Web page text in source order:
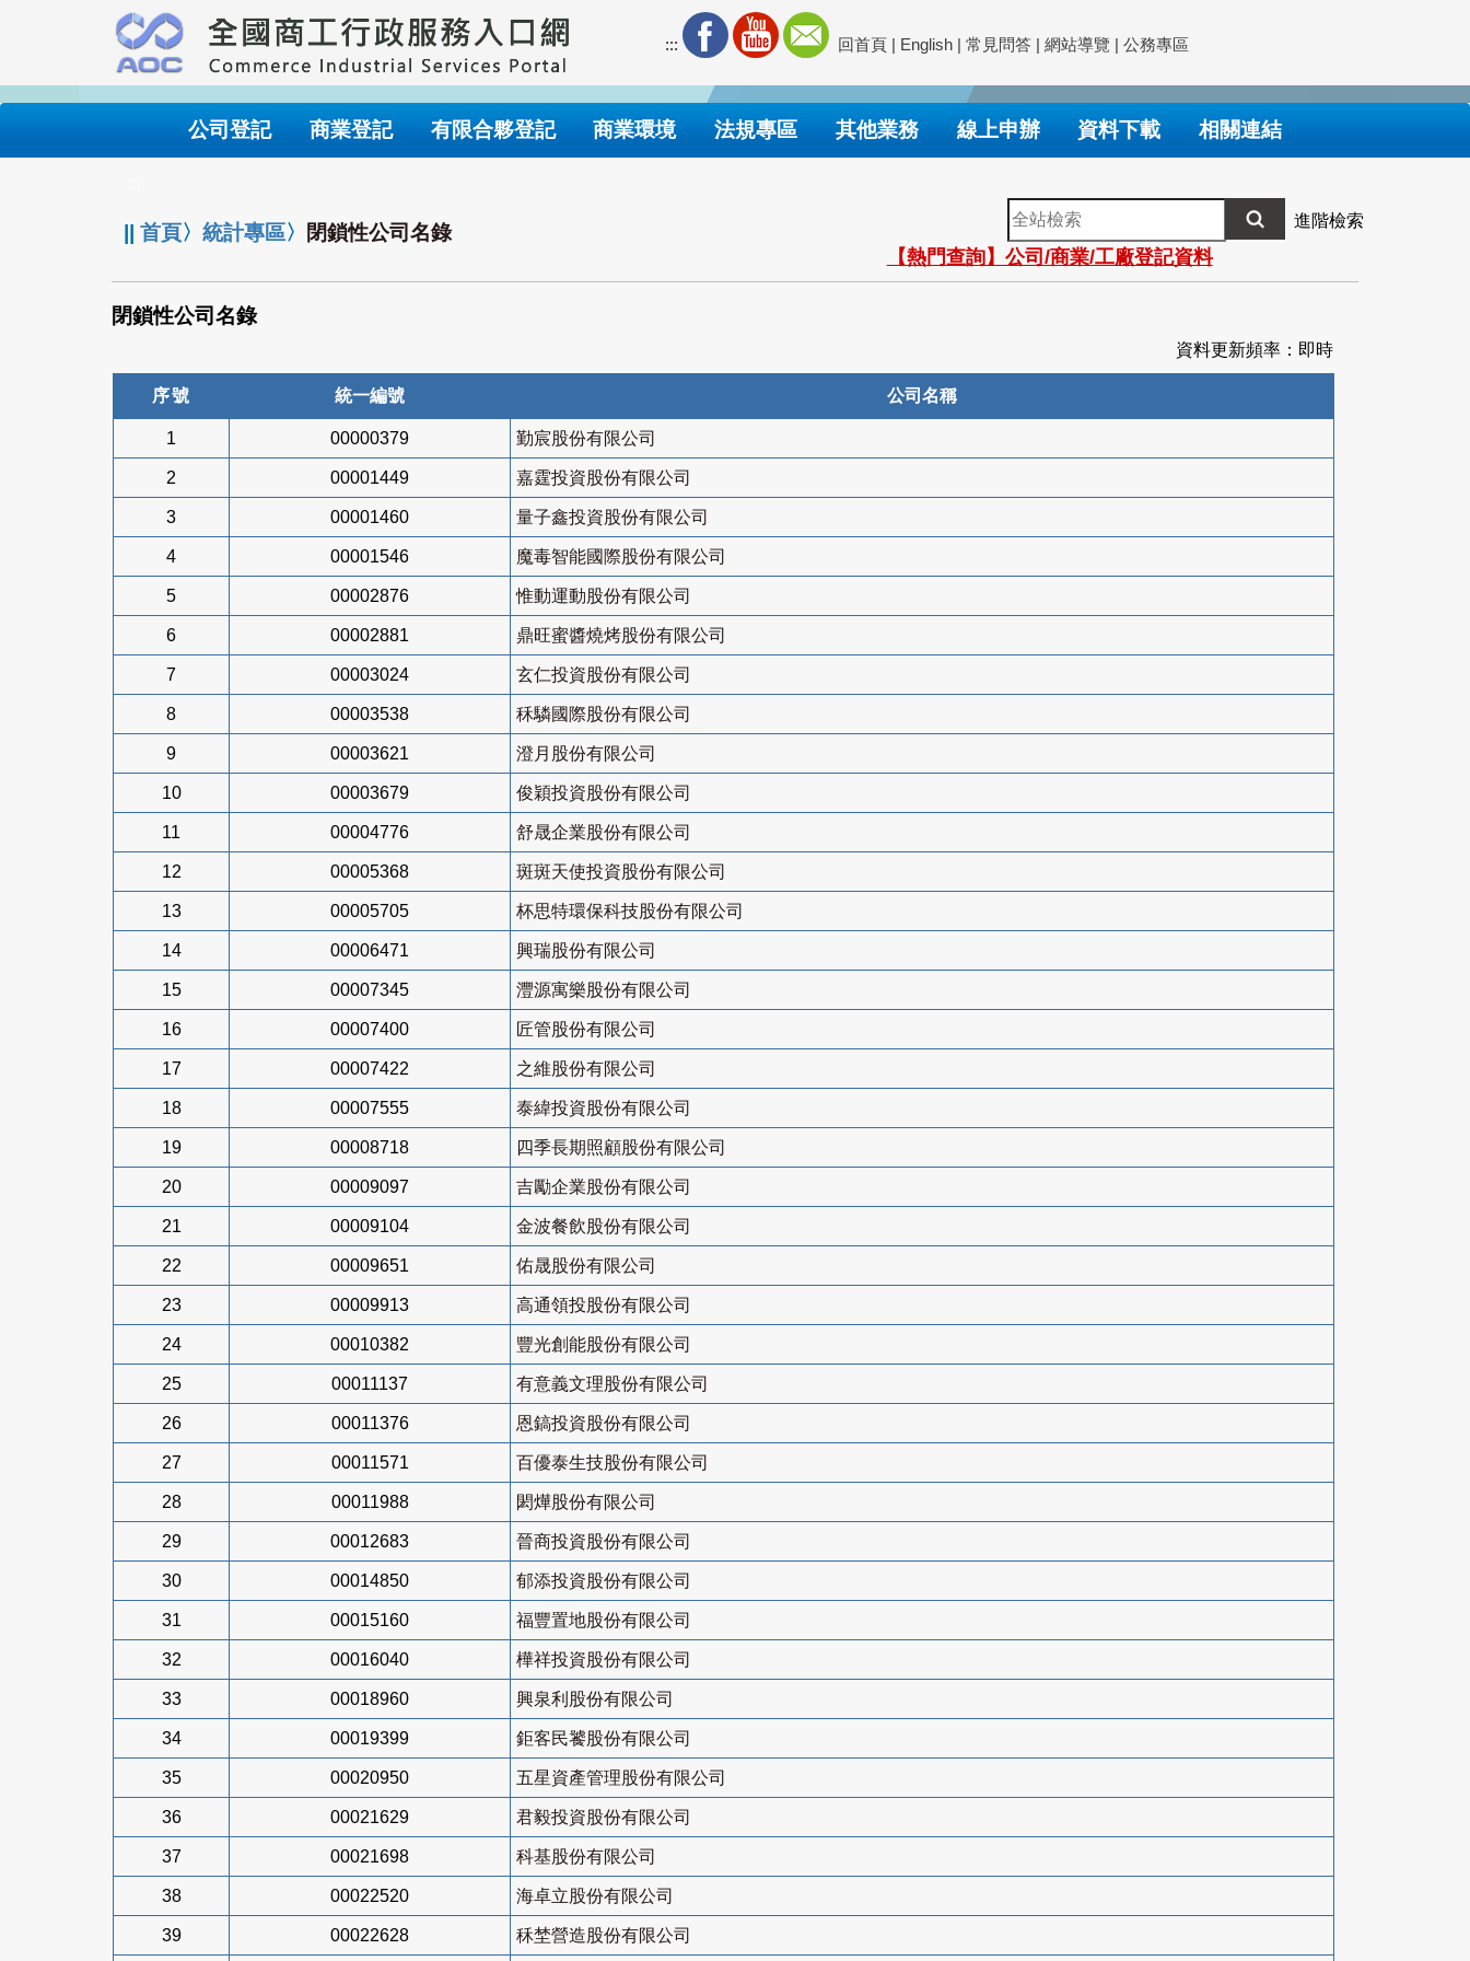
要
內
::: 回首頁 | English | 常見問答 | 網站導覽 | 公務專區
公司登記 商業登記 有限合夥登記 商業環境 法規專區 其他業務 線上申辦 資料下載 相關連結
||首頁〉統計專區〉 閉鎖性公司名錄
全
站
檢
索
進階檢索
【熱門查詢】公司/商業/工廠登記資料
閉鎖性公司名錄
資料更新頻率：即時
序號 統一編號 公司名稱
1 00000379 勤宸股份有限公司
2 00001449 嘉霆投資股份有限公司
3 00001460 量子鑫投資股份有限公司
4 00001546 魔毒智能國際股份有限公司
5 00002876 惟動運動股份有限公司
6 00002881 鼎旺蜜醬燒烤股份有限公司
7 00003024 玄仁投資股份有限公司
8 00003538 秝驎國際股份有限公司
9 00003621 澄月股份有限公司
10 00003679 俊穎投資股份有限公司
11 00004776 舒晟企業股份有限公司
12 00005368 斑斑天使投資股份有限公司
13 00005705 杯思特環保科技股份有限公司
14 00006471 興瑞股份有限公司
15 00007345 灃源寓樂股份有限公司
16 00007400 匠管股份有限公司
17 00007422 之維股份有限公司
18 00007555 泰緯投資股份有限公司
19 00008718 四季長期照顧股份有限公司
20 00009097 吉勵企業股份有限公司
21 00009104 金波餐飲股份有限公司
22 00009651 佑晟股份有限公司
23 00009913 高通領投股份有限公司
24 00010382 豐光創能股份有限公司
25 00011137 有意義文理股份有限公司
26 00011376 恩鎬投資股份有限公司
27 00011571 百優泰生技股份有限公司
28 00011988 閎燁股份有限公司
29 00012683 晉商投資股份有限公司
30 00014850 郁添投資股份有限公司
31 00015160 福豐置地股份有限公司
32 00016040 樺祥投資股份有限公司
33 00018960 興泉利股份有限公司
34 00019399 鉅客民饕股份有限公司
35 00020950 五星資產管理股份有限公司
36 00021629 君毅投資股份有限公司
37 00021698 科基股份有限公司
38 00022520 海卓立股份有限公司
39 00022628 秝埜營造股份有限公司